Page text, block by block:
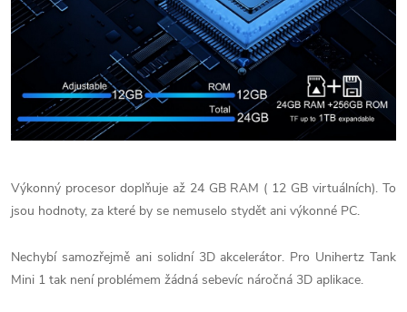
Výkonný procesor doplňuje až 24 GB RAM ( 12 GB virtuálních). To
jsou hodnoty, za které by se nemuselo stydět ani výkonné PC.
Nechybí samozřejmě ani solidní 3D akcelerátor. Pro Unihertz Tank
Mini 1 tak není problémem žádná sebevíc náročná 3D aplikace.